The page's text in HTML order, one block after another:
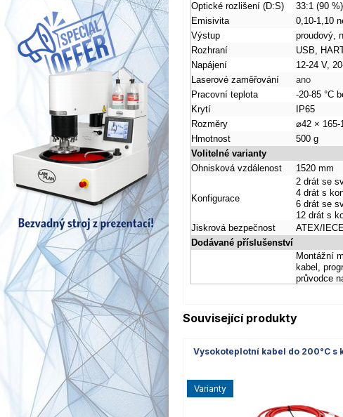
Optické rozlišení (D:S)
33:1 (90 %)
Emisivita
0,10-1,10
Výstup
proudový,
Rozhraní
USB,
Napájení
12-24 V,
Laserové zaměřování
ano
Pracovní teplota
-20-85 °C
Krytí
IP65
Rozměry
⌀42 × 165-
Hmotnost
500 g
Volitelné varianty
Ohnisková vzdálenost
1520 mm
Konfigurace
2 drát se
4 drát s
6 drát se
12 drát s
Jiskrová bezpečnost
ATEX/
Dodávané příslušenství
Montážní
kabel,
průvodce
Související produkty
Vysokoteplotní kabel do 200°C s
varianty